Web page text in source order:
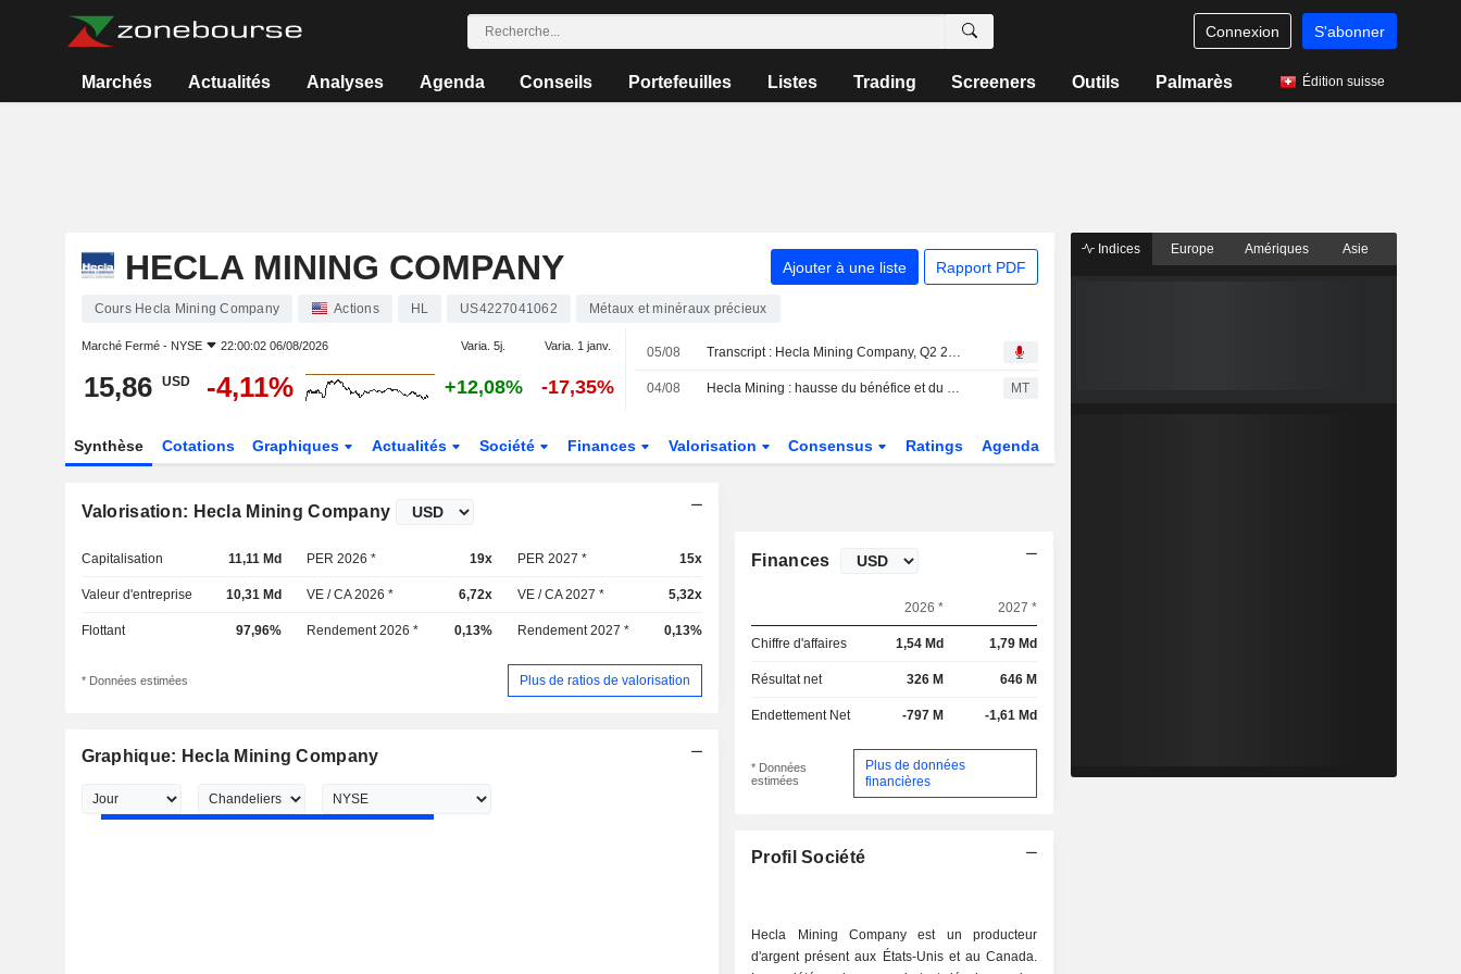
Connexion S'abonner
Marchés Actualités Analyses Agenda Conseils Portefeuilles Listes Trading Screeners Outils Palmarès Édition suisse
HECLA MINING COMPANY Ajouter à une liste Rapport PDF
Cours Hecla Mining Company Actions HL US4227041062 Métaux et minéraux précieux
Marché Fermé - NYSE 22:00:02 06/08/2026 Varia. 5j. Varia. 1 janv.
15,86 USD -4,11% +12,08% -17,35%
05/08 Transcript : Hecla Mining Company, Q2 2026 Earnings Call, Aug 05, 2026
04/08 Hecla Mining : hausse du bénéfice et du chiffre d'affaires au deuxième trimestre MT
Synthèse Cotations Graphiques Actualités Société Finances Valorisation Consensus Ratings Agenda
Valorisation: Hecla Mining Company
Capitalisation 11,11 Md PER 2026 * 19x PER 2027 * 15x
Valeur d'entreprise 10,31 Md VE / CA 2026 * 6,72x VE / CA 2027 * 5,32x
Flottant 97,96% Rendement 2026 * 0,13% Rendement 2027 * 0,13%
* Données estimées Plus de ratios de valorisation
Graphique: Hecla Mining Company
Finances
2026 * 2027 *
Chiffre d'affaires 1,54 Md 1,79 Md
Résultat net 326 M 646 M
Endettement Net -797 M -1,61 Md
* Données
estimées
Plus de données
financières
Profil Société
Hecla Mining Company est un producteur
d'argent présent aux États-Unis et au Canada.
Indices Europe Amériques Asie